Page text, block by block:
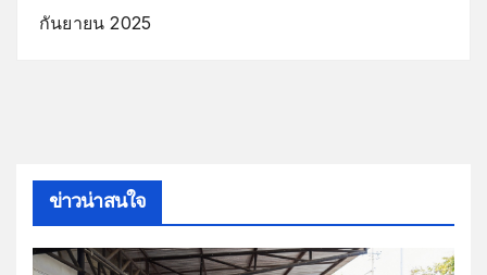
กันยายน 2025
ข่าวน่าสนใจ